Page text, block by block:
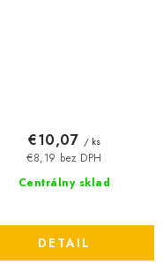
Centrálny sklad
€8,19 bez DPH
€10,07 / ks
DETAIL